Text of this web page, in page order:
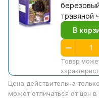
травяной
В
Товар
Цена действительна
может отличаться от цен